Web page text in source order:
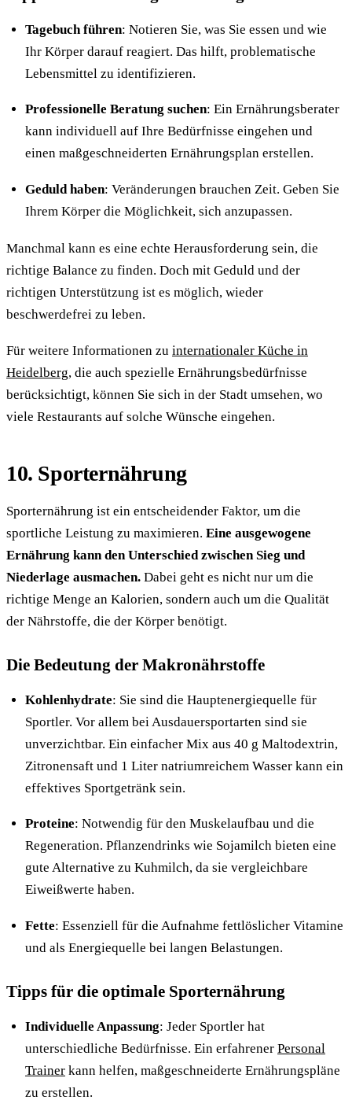
Tagebuch führen: Notieren Sie, was Sie essen und wie
Ihr Körper darauf reagiert. Das hilft, problematische
Lebensmittel zu identifizieren.
Professionelle Beratung suchen: Ein Ernährungsberater
kann individuell auf Ihre Bedürfnisse eingehen und
einen maßgeschneiderten Ernährungsplan erstellen.
Geduld haben: Veränderungen brauchen Zeit. Geben Sie
Ihrem Körper die Möglichkeit, sich anzupassen.
Manchmal kann es eine echte Herausforderung sein, die
richtige Balance zu finden. Doch mit Geduld und der
richtigen Unterstützung ist es möglich, wieder
beschwerdefrei zu leben.
Für weitere Informationen zu internationaler Küche in
Heidelberg, die auch spezielle Ernährungsbedürfnisse
berücksichtigt, können Sie sich in der Stadt umsehen, wo
viele Restaurants auf solche Wünsche eingehen.
10. Sporternährung
Sporternährung ist ein entscheidender Faktor, um die
sportliche Leistung zu maximieren. Eine ausgewogene
Ernährung kann den Unterschied zwischen Sieg und
Niederlage ausmachen. Dabei geht es nicht nur um die
richtige Menge an Kalorien, sondern auch um die Qualität
der Nährstoffe, die der Körper benötigt.
Die Bedeutung der Makronährstoffe
Kohlenhydrate: Sie sind die Hauptenergiequelle für
Sportler. Vor allem bei Ausdauersportarten sind sie
unverzichtbar. Ein einfacher Mix aus 40 g Maltodextrin,
Zitronensaft und 1 Liter natriumreichem Wasser kann ein
effektives Sportgetränk sein.
Proteine: Notwendig für den Muskelaufbau und die
Regeneration. Pflanzendrinks wie Sojamilch bieten eine
gute Alternative zu Kuhmilch, da sie vergleichbare
Eiweißwerte haben.
Fette: Essenziell für die Aufnahme fettlöslicher Vitamine
und als Energiequelle bei langen Belastungen.
Tipps für die optimale Sporternährung
Individuelle Anpassung: Jeder Sportler hat
unterschiedliche Bedürfnisse. Ein erfahrener Personal
Trainer kann helfen, maßgeschneiderte Ernährungspläne
zu erstellen.